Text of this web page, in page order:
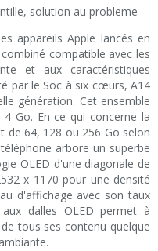
appareils Apple lancés en
compatible avec les
et aux caractéristiques
par le Soc à six cœurs, A14
génération. Cet ensemble
Go. En ce qui concerne la
de 64, 128 ou 256 Go selon
arbore un superbe
OLED d'une diagonale de
x 1170 pour une densité
d'affichage avec son taux
dalles OLED permet à
tous ses contenu quelque